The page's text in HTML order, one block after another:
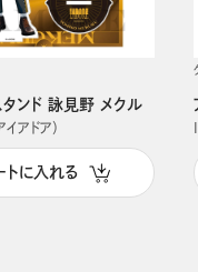
タンド 詠見野 メクル
イアドア）
トに入れる